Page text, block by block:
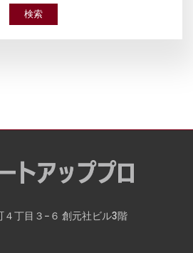
検索
丁目３−６ 創元社ビル3階